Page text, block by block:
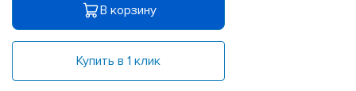
В корзину
Купить в 1 клик